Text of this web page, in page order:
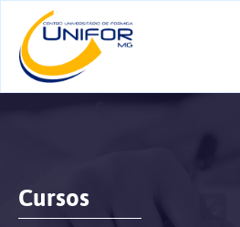
Cursos